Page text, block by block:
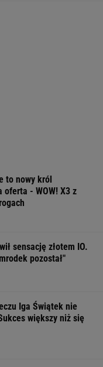
to nowy król
- WOW! X3 z
sensację złotem IO.
pozostał"
Iga Świątek nie
większy niż się